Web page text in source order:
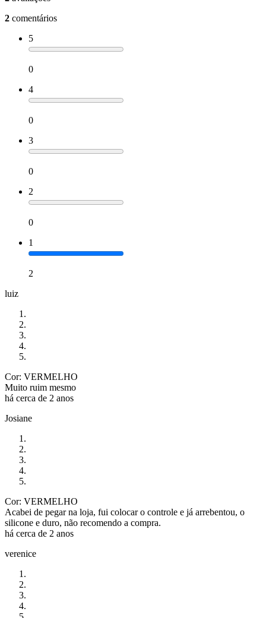
2 comentários
5
0
4
0
3
0
2
0
1
2
luiz
Cor: VERMELHO
Muito ruim mesmo
há cerca de 2 anos
Josiane
Cor: VERMELHO
Acabei de pegar na loja, fui colocar o controle e já arrebentou, o
silicone e duro, não recomendo a compra.
há cerca de 2 anos
verenice